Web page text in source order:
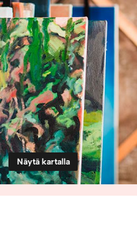
Näytä kartalla